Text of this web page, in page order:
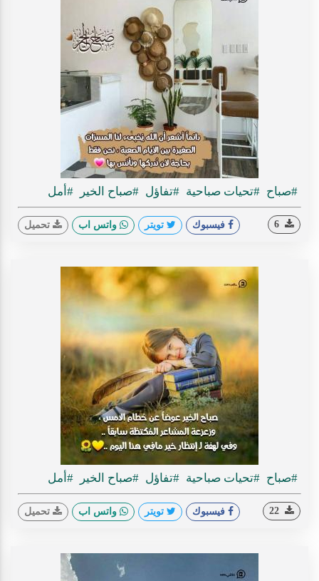
#صباح #تحيات صباحية #تفاؤل #صباح الخير #أمل
فيسبوك تويتر واتس اب تحميل
#صباح #تحيات صباحية #تفاؤل #صباح الخير #أمل
فيسبوك تويتر واتس اب تحميل